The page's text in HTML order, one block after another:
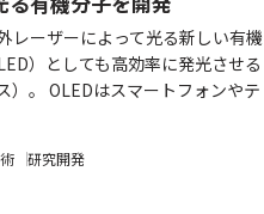
レーザーによって光る新しい有機
）としても高効率に発光させる
）。 OLEDはスマートフォンやテ
研究開発